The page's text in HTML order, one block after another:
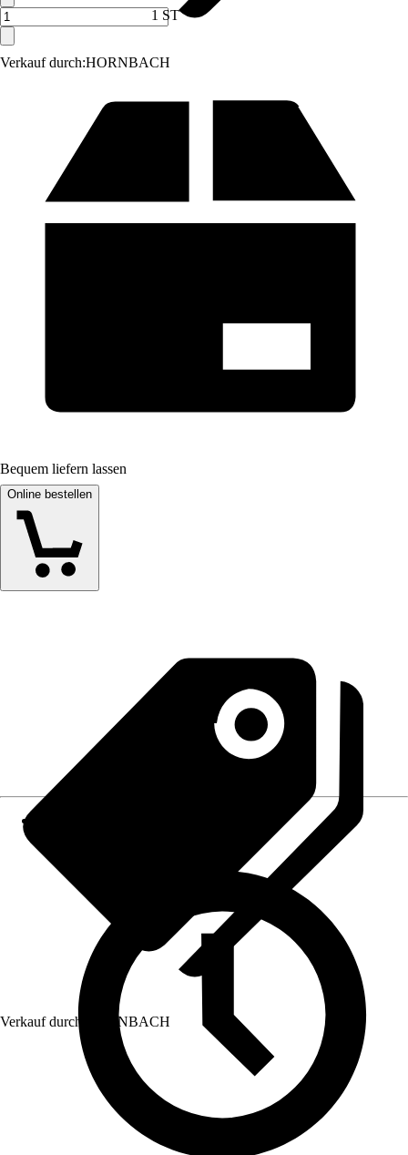
Verkauf durch:HORNBACH
1 ST
Bequem liefern lassen
Online bestellen
Verkauf durch: HORNBACH